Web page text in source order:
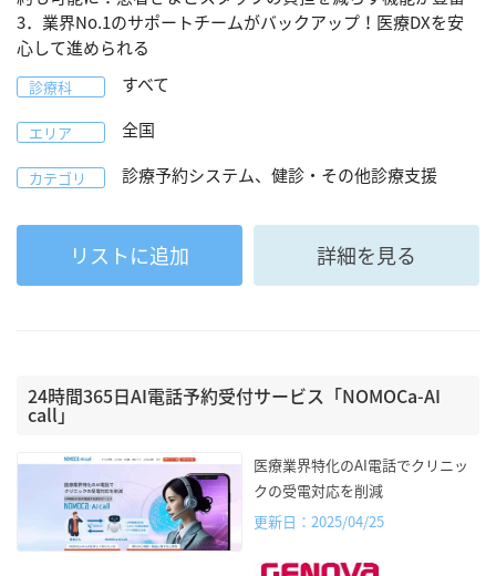
3．業界No.1のサポートチームがバックアップ！医療DXを安
心して進められる
診療科 すべて
エリア 全国
カテゴリ 診療予約システム、健診・その他診療支援
リストに追加 詳細を見る
24時間365日AI電話予約受付サービス「NOMOCa-AI
call」
医療業界特化のAI電話でクリニッ
クの受電対応を削減
更新日：2025/04/25